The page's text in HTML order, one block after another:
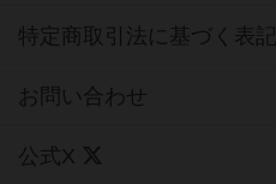
特定商取引法に基づく表記
お問い合わせ
公式X